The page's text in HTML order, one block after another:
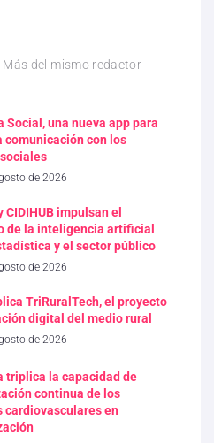
Más del mismo redactor
Social, una nueva app para
comunicación con los
de 2026
CIDIHUB impulsan el
de la inteligencia artificial
y el sector público
de 2026
TriRuralTech, el proyecto
digital del medio rural
de 2026
triplica la capacidad de
continua de los
cardiovasculares en